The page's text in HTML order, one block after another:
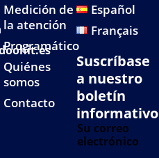
Medición de
la atención
Programático
Quiénes
somos
Contacto
Español
Français
Suscríbase
a nuestro
boletín
Su correo
electrónico